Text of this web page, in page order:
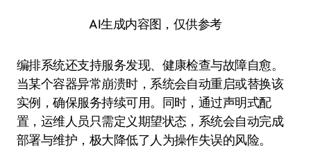
AI生成内容图，仅供参考
编排系统还支持服务发现、健康检查与故障自愈。
当某个容器异常崩溃时，系统会自动重启或替换该
实例，确保服务持续可用。同时，通过声明式配
置，运维人员只需定义期望状态，系统会自动完成
部署与维护，极大降低了人为操作失误的风险。